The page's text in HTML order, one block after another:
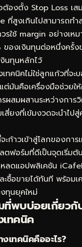
องตั้ง Stop Loss เส
ที่สูงเกินไปสามารถท
ใช้ margin อย่างเหม
ของเงินทุนต่อหนึ่งครั้ง
นทุนหลักไว้
เทคนิคไม่ใช่ลูกแก้วที่จ
มันคือเครื่องมือช่วยให้
สมผสานระหว่างการวิ
สี่ยงที่เข้มงวดจะนำไปสู่
ก้าวเข้าสู่โลกของการ
ตฟอร์มที่ดีเป็นจุดเริ่
หลดแอปพลิเคชัน
ะซื้อขายได้ทันที พร้อม
ทุนยุคใหม่
ที่พบบ่อยเกี่ยวกั
เทคนิค
งเทคนิคคืออะไร?